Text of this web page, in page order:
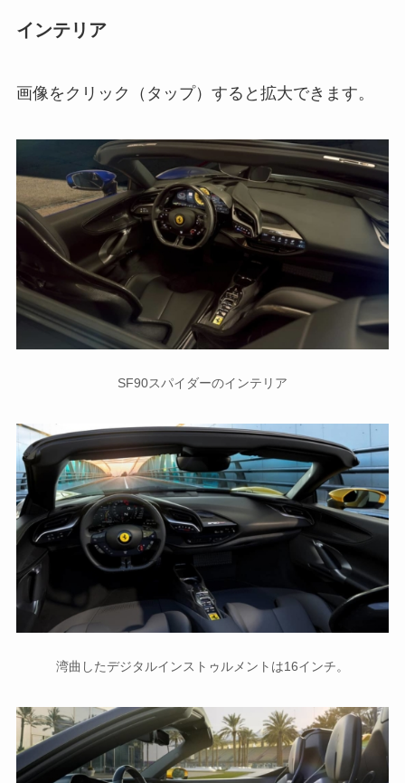
インテリア
画像をクリック（タップ）すると拡大できます。
SF90スパイダーのインテリア
湾曲したデジタルインストゥルメントは16インチ。